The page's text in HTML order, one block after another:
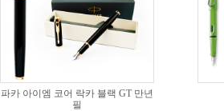
파카 아이엠 코어 락카 블랙 GT 만년
필